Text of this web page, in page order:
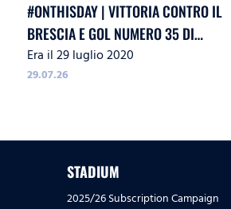
#ONTHISDAY | VITTORIA CONTRO IL
BRESCIA E GOL NUMERO 35 DI
IMMOBILE
Era il 29 luglio 2020
29.07.26
STADIUM
2025/26 Subscription Campaign